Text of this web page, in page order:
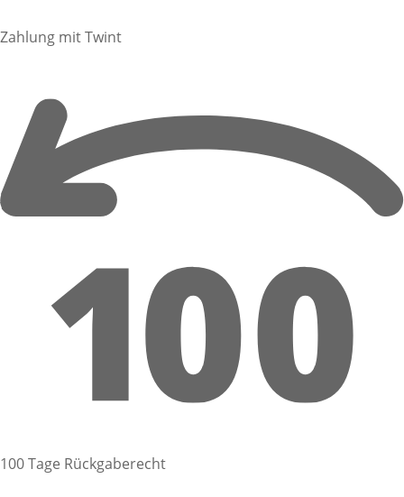
Zahlung mit Twint
100 Tage Rückgaberecht